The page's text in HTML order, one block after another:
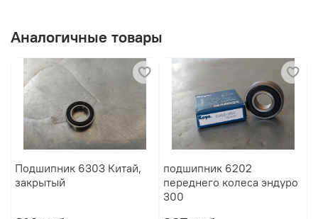
Аналогичные товары
Подшипник 6303 Китай,
закрытый
подшипник 6202
переднего колеса эндуро
300